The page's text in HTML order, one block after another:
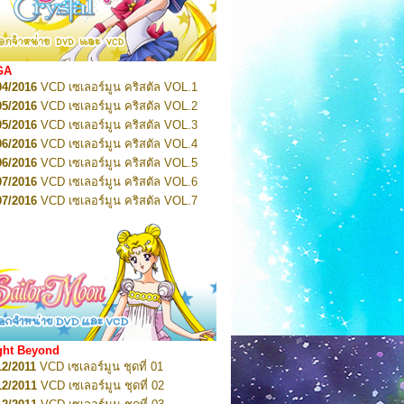
Pretty Guardian Sailor Moon Eternal
1
Pretty Guardian Sailor Moon Eternal
2
Pretty Guardian Sailor Moon Eternal
3
Pretty Guardian Sailor Moon Eternal
4
Pretty Guardian Sailor Moon Eternal
5
Pretty Guardian Sailor Moon Eternal
6
Pretty Guardian Sailor Moon Eternal
7
Pretty Guardian Sailor Moon Eternal
Pretty Guardian Sailor Moon Eternal
Pretty Guardian Sailor Moon Eternal
10
2026Code Name: Sailor V 1
2026Code Name: Sailor V 2
2016 VCD เซเลอร์มูน คริสตัล VOL.1
2016 VCD เซเลอร์มูน คริสตัล VOL.2
2016 VCD เซเลอร์มูน คริสตัล VOL.3
2016 VCD เซเลอร์มูน คริสตัล VOL.4
2016 VCD เซเลอร์มูน คริสตัล VOL.5
2016 VCD เซเลอร์มูน คริสตัล VOL.6
2016 VCD เซเลอร์มูน คริสตัล VOL.7
VCD เซเลอร์มูน คริสตัล VOL.9
VCD เซเลอร์มูน คริสตัล VOL.10
2016
VCD เซเลอร์มูน คริสตัล VOL.11
2016VCD เซเลอร์มูน คริสตัล VOL.12
2016VCD เซเลอร์มูน คริสตัล VOL.13
2016 DVD เซเลอร์มูน คริสตัล VOL.1
2016DVD เซเลอร์มูน คริสตัล VOL.2
2016 DVD เซเลอร์มูน คริสตัล VOL.3
2016 DVD เซเลอร์มูน คริสตัล VOL.4
Beyond
2011 VCD เซเลอร์มูน ชุดที่ 01
2011 VCD เซเลอร์มูน ชุดที่ 02